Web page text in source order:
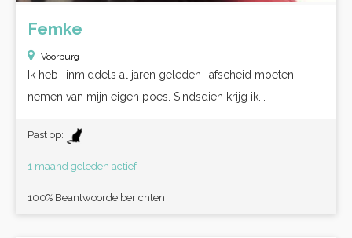
Femke
Voorburg
Ik heb -inmiddels al jaren geleden- afscheid moeten
nemen van mijn eigen poes. Sindsdien krijg ik...
Past op:
1 maand geleden actief
100% Beantwoorde berichten